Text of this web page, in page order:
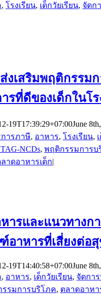
, โรงเรียน, เด็กวัยเรียน, จัดก
งเสริมพฤติกรรม
รที่ดีของเด็กในโร
19T17:39:29+07:00June
ารภาษี, อาหาร, โรงเรียน,
NCDs, พฤติกรรมการบ
าดอาหารเด็ก|
ารและแนวทางก
าหารที่เสี่ยงต่อ
19T14:40:58+07:00June
, อาหาร, เด็กวัยเรียน, จัดการ
รมการบริโภค, ตลาดอาหา